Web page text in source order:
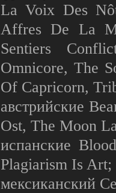
La Voix Des
Affres De La
Sentiers
Omnicore, The
Of Capricorn,
австрийские
Ost, The Moon
испанские
Plagiarism Is Art;
мексиканский